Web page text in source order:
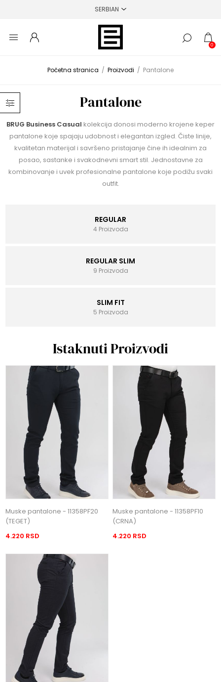
0
Početna stranica / Proizvodi / Pantalone
Pantalone
BRUG Business Casual kolekcija donosi moderno krojene keper
pantalone koje spajaju udobnost i elegantan izgled. Čiste linije,
kvalitetan materijal i savršeno pristajanje čine ih idealnim za
posao, sastanke i svakodnevni smart stil. Jednostavne za
kombinovanje i uvek profesionalne pantalone koje podižu svaki
outfit.
REGULAR
4 Proizvoda
REGULAR SLIM
9 Proizvoda
SLIM FIT
5 Proizvoda
Istaknuti Proizvodi
Muske pantalone - 11358PF20
(TEGET)
4.220 RSD
Muske pantalone - 11358PF10
(CRNA)
4.220 RSD